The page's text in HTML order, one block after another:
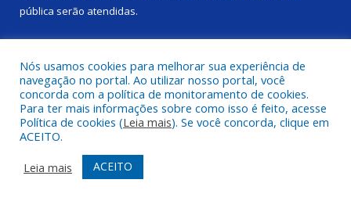
pública serão atendidas.
Todos os direitos reservados a Câmara Municipal de Alenquer.
Mapa do Site
Acessar Área Administrativa
Acessar Webmail
Nós usamos cookies para melhorar sua experiência de
navegação no portal. Ao utilizar nosso portal, você
concorda com a política de monitoramento de cookies.
Para ter mais informações sobre como isso é feito, acesse
Política de cookies (Leia mais). Se você concorda, clique em
ACEITO.
Leia mais
ACEITO